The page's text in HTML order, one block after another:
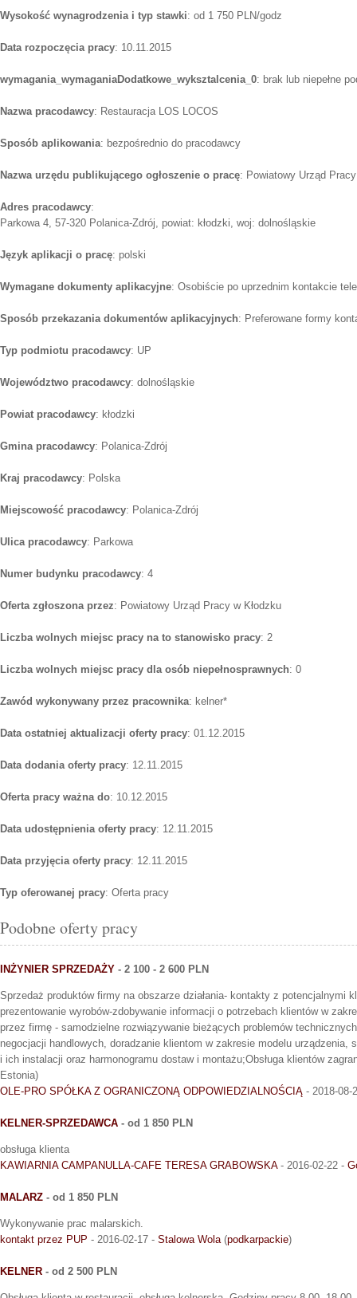
Wysokość wynagrodzenia i typ stawki: od 1 750 PLN/godz
Data rozpoczęcia pracy: 10.11.2015
wymagania_wymaganiaDodatkowe_wyksztalcenia_0: brak lub niepełne
Nazwa pracodawcy: Restauracja LOS LOCOS
Sposób aplikowania: bezpośrednio do pracodawcy
Nazwa urzędu publikującego ogłoszenie o pracę: Powiatowy Urząd
Adres pracodawcy:
Parkowa 4, 57-320 Polanica-Zdrój, powiat: kłodzki, woj: dolnośląskie
Język aplikacji o pracę: polski
Wymagane dokumenty aplikacyjne: Osobiście po uprzednim kontakcie
Sposób przekazania dokumentów aplikacyjnych: Preferowane formy
Typ podmiotu pracodawcy: UP
Województwo pracodawcy: dolnośląskie
Powiat pracodawcy: kłodzki
Gmina pracodawcy: Polanica-Zdrój
Kraj pracodawcy: Polska
Miejscowość pracodawcy: Polanica-Zdrój
Ulica pracodawcy: Parkowa
Numer budynku pracodawcy: 4
Oferta zgłoszona przez: Powiatowy Urząd Pracy w Kłodzku
Liczba wolnych miejsc pracy na to stanowisko pracy: 2
Liczba wolnych miejsc pracy dla osób niepełnosprawnych: 0
Zawód wykonywany przez pracownika: kelner*
Data ostatniej aktualizacji oferty pracy: 01.12.2015
Data dodania oferty pracy: 12.11.2015
Oferta pracy ważna do: 10.12.2015
Data udostępnienia oferty pracy: 12.11.2015
Data przyjęcia oferty pracy: 12.11.2015
Typ oferowanej pracy: Oferta pracy
Podobne oferty pracy
INŻYNIER SPRZEDAŻY - 2 100 - 2 600 PLN
Sprzedaż produktów firmy na obszarze działania- kontakty z potencjalnymi
prezentowanie wyrobów-zdobywanie informacji o potrzebach klientów w
przez firmę - samodzielne rozwiązywanie bieżących problemów
negocjacji handlowych, doradzanie klientom w zakresie modelu urządzenia,
i ich instalacji oraz harmonogramu dostaw i montażu;Obsługa klientów
Estonia)
OLE-PRO SPÓŁKA Z OGRANICZONĄ ODPOWIEDZIALNOŚCIĄ - 2018-08-
KELNER-SPRZEDAWCA - od 1 850 PLN
obsługa klienta
KAWIARNIA CAMPANULLA-CAFE TERESA GRABOWSKA- 2016-02-22 -
MALARZ - od 1 850 PLN
Wykonywanie prac malarskich.
kontakt przez PUP - 2016-02-17 - Stalowa Wola(podkarpackie)
KELNER - od 2 500 PLN